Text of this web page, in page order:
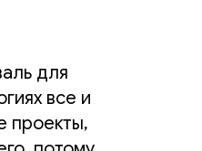
для
все и
проекты,